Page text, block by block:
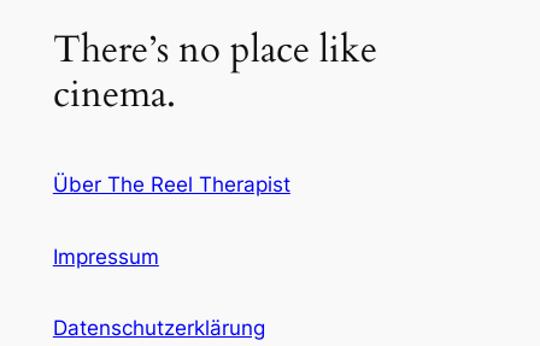
There’s no place like
cinema.
Über The Reel Therapist
Impressum
Datenschutzerklärung